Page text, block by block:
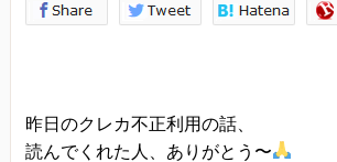
電子メールアドレス、職業、勤務先
当方は、以下の目的のため、その範
のみ、個人情報を収集・利用いたし
昨日のクレカ不正利用の話、
読んでくれた人、ありがとう〜